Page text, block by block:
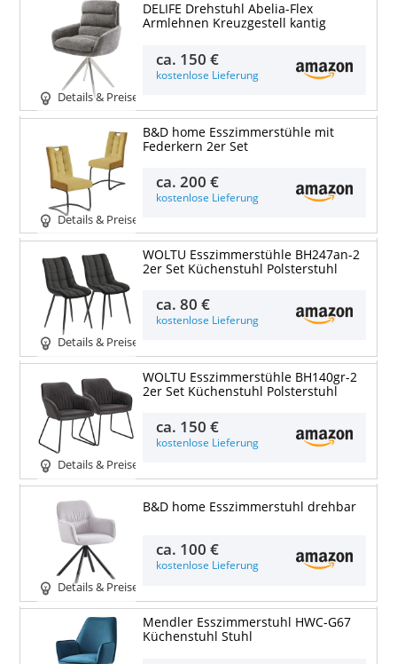
Details & Preise
DELIFE Drehstuhl Abelia-Flex
Armlehnen Kreuzgestell kantig
ca. 150 €
kostenlose Lieferung
Details & Preise
B&D home Esszimmerstühle mit
Federkern 2er Set
ca.200 €
kostenlose Lieferung
Details & Preise
WOLTU Esszimmerstühle BH247an-2
2er Set Küchenstuhl Polsterstuhl
ca.80 €
kostenlose Lieferung
Details & Preise
WOLTU Esszimmerstühle BH140gr-2
2er Set Küchenstuhl Polsterstuhl
ca. 150 €
kostenlose Lieferung
Details & Preise
B&D home Esszimmerstuhl drehbar
ca. 100 €
kostenlose Lieferung
Mendler Esszimmerstuhl HWC-G67
Küchenstuhl Stuhl